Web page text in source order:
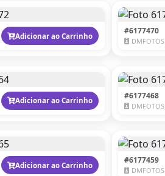
Adicionar ao Carrinho #6177470
DMFOTOS
Adicionar ao Carrinho #6177468
DMFOTOS
Adicionar ao Carrinho #6177459
DMFOTOS